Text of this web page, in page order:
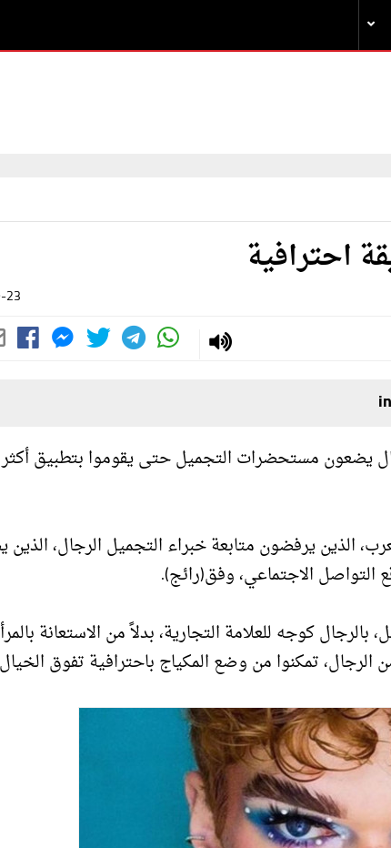
احترافية
23
يضعون مستحضرات التجميل حتى يقوموا بتطبيق
الذين يرفضون متابعة خبراء التجميل الرجال،
التواصل الاجتماعي، وفق(رائج).
كوجه للعلامة التجارية، بدلاً من الاستعانة
تمكنوا من وضع المكياج باحترافية تفوق